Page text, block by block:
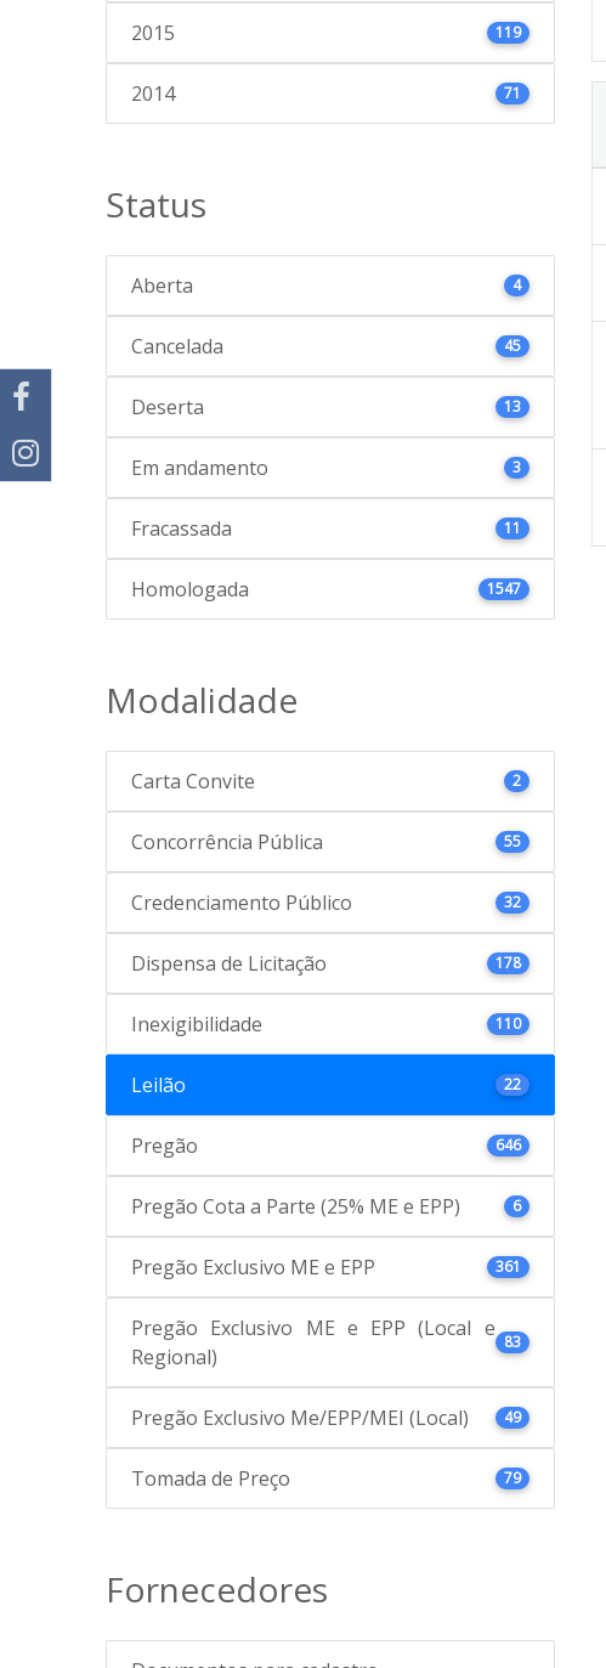
2015 119
2014 71
Status
Aberta 4
Cancelada 45
Deserta 13
Em andamento 3
Fracassada 11
Homologada 1547
Modalidade
Carta Convite 2
Concorrência Pública 55
Credenciamento Público 32
Dispensa de Licitação 178
Inexigibilidade 110
Leilão 22
Pregão 646
Pregão Cota a Parte (25% ME e EPP) 6
Pregão Exclusivo ME e EPP 361
Pregão Exclusivo ME e EPP (Local e
Regional)
83
Pregão Exclusivo Me/EPP/MEI (Local) 49
Tomada de Preço 79
Fornecedores